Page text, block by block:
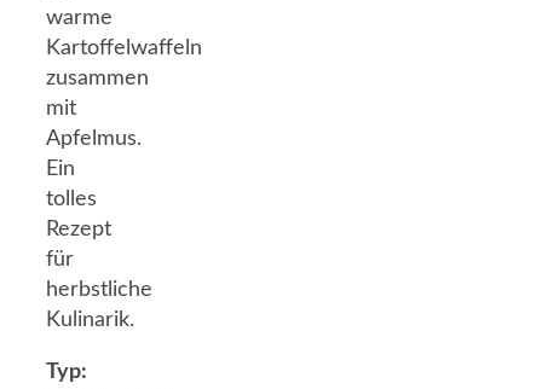
warme
Kartoffelwaffeln
zusammen
mit
Apfelmus.
Ein
tolles
Rezept
für
herbstliche
Kulinarik.
Typ: